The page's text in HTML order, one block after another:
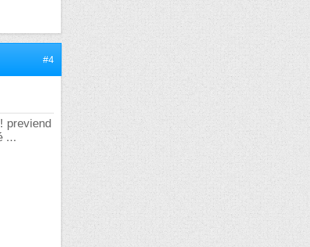
#4
previend
...